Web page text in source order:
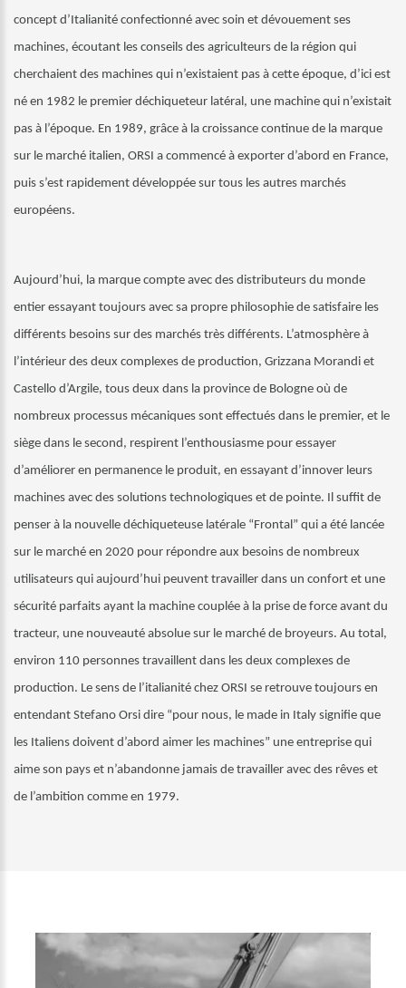
concept d’Italianité confectionné avec soin et dévouement ses
machines, écoutant les conseils des agriculteurs de la région qui
cherchaient des machines qui n’existaient pas à cette époque, d’ici est
né en 1982 le premier déchiqueteur latéral, une machine qui n’existait
pas à l’époque. En 1989, grâce à la croissance continue de la marque
sur le marché italien, ORSI a commencé à exporter d’abord en France,
puis s’est rapidement développée sur tous les autres marchés
européens.
Aujourd’hui, la marque compte avec des distributeurs du monde
entier essayant toujours avec sa propre philosophie de satisfaire les
différents besoins sur des marchés très différents. L’atmosphère à
l’intérieur des deux complexes de production, Grizzana Morandi et
Castello d’Argile, tous deux dans la province de Bologne où de
nombreux processus mécaniques sont effectués dans le premier, et le
siège dans le second, respirent l’enthousiasme pour essayer
d’améliorer en permanence le produit, en essayant d’innover leurs
machines avec des solutions technologiques et de pointe. Il suffit de
penser à la nouvelle déchiqueteuse latérale “Frontal” qui a été lancée
sur le marché en 2020 pour répondre aux besoins de nombreux
utilisateurs qui aujourd’hui peuvent travailler dans un confort et une
sécurité parfaits ayant la machine couplée à la prise de force avant du
tracteur, une nouveauté absolue sur le marché de broyeurs. Au total,
environ 110 personnes travaillent dans les deux complexes de
production. Le sens de l’italianité chez ORSI se retrouve toujours en
entendant Stefano Orsi dire “pour nous, le made in Italy signifie que
les Italiens doivent d’abord aimer les machines” une entreprise qui
aime son pays et n’abandonne jamais de travailler avec des rêves et
de l’ambition comme en 1979.